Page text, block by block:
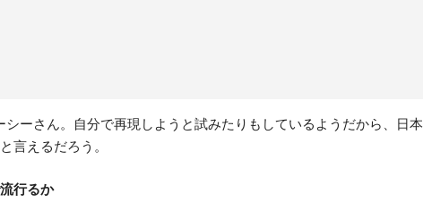
ーさん。自分で再現しようと試みたりもしているようだから、日本
言えるだろう。
行るか